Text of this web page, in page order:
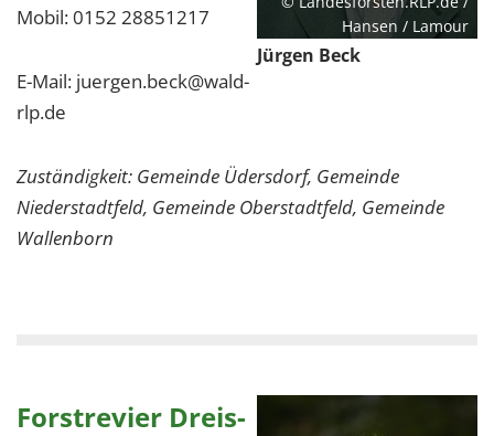
Hansen / Lamour
Jürgen Beck
Mobil: 0152 28851217
E-Mail: juergen.beck@wald-
rlp.de
Zuständigkeit: Gemeinde Üdersdorf, Gemeinde
Niederstadtfeld, Gemeinde Oberstadtfeld, Gemeinde
Wallenborn
Forstrevier Dreis-